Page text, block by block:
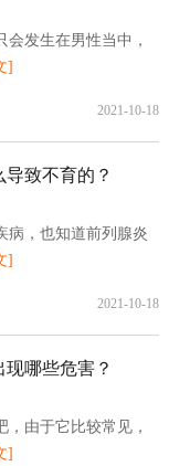
发生在男性当中，
]
2021-10-18
致不育的？
病，也知道前列腺炎
]
2021-10-18
哪些危害？
由于它比较常见，
]